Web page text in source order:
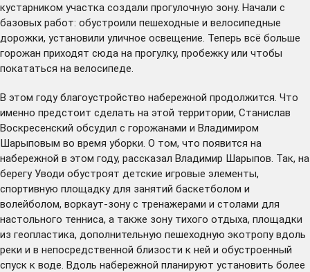
кустарником участка создали прогулочную зону. Начали с
базовых работ: обустроили пешеходные и велосипедные
дорожки, установили уличное освещение. Теперь всё больше
горожан приходят сюда на прогулку, пробежку или чтобы
покататься на велосипеде.
В этом году благоустройство набережной продолжится. Что
именно предстоит сделать на этой территории, Станислав
Воскресенский обсудил с горожанами и Владимиром
Шарыповым во время уборки. О том, что появится на
набережной в этом году, рассказал Владимир Шарыпов. Так, на
берегу Уводи обустроят детские игровые элементы,
спортивную площадку для занятий баскетболом и
волейболом, воркаут-зону с тренажерами и столами для
настольного тенниса, а также зону тихого отдыха, площадки
из геопластика, дополнительную пешеходную экотропу вдоль
реки и в непосредственной близости к ней и обустроенный
спуск к воде. Вдоль набережной планируют установить более